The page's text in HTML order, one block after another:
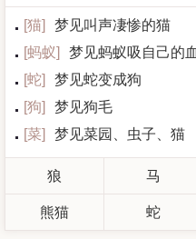
[猫]
梦见叫声凄惨的猫
[蚂蚁]
梦见蚂蚁吸自己的血
[蛇]
梦见蛇变成狗
[狗]
梦见狗毛
[菜] 梦见菜园、虫子、猫
狼 马
熊猫 蛇